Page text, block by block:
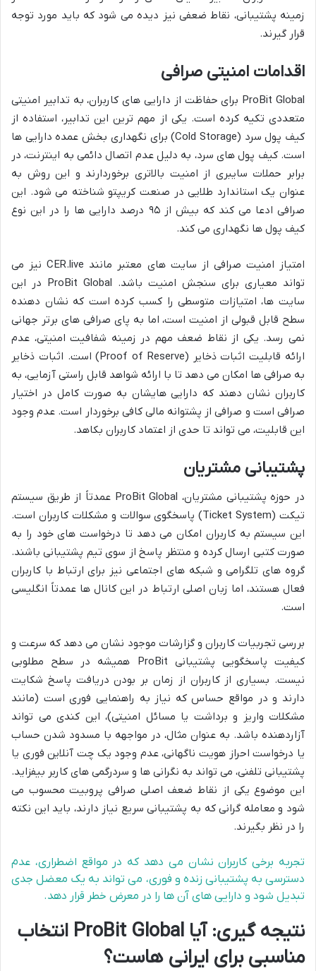
زمینه پشتیبانی، نقاط ضعفی نیز دیده می شود که باید مورد توجه
قرار گیرند.
اقدامات امنیتی صرافی
ProBit Global برای حفاظت از دارایی های کاربران، به تدابیر امنیتی
متعددی تکیه کرده است. یکی از مهم ترین این تدابیر، استفاده از
کیف پول سرد (Cold Storage) برای نگهداری بخش عمده دارایی ها
است. کیف پول های سرد، به دلیل عدم اتصال دائمی به اینترنت، در
برابر حملات سایبری از امنیت بالاتری برخوردارند و این روش به
عنوان یک استاندارد طلایی در صنعت کریپتو شناخته می شود. این
صرافی ادعا می کند که بیش از ۹۵ درصد دارایی ها را در این نوع
کیف پول ها نگهداری می کند.
امتیاز امنیت صرافی از سایت های معتبر مانند CER.live نیز می
تواند معیاری برای سنجش امنیت باشد. ProBit Global در این
سایت ها، امتیازات متوسطی را کسب کرده است که نشان دهنده
سطح قابل قبولی از امنیت است، اما به پای صرافی های برتر جهانی
نمی رسد. یکی از نقاط ضعف مهم در زمینه شفافیت امنیتی، عدم
ارائه قابلیت اثبات ذخایر (Proof of Reserve) است. اثبات ذخایر
به صرافی ها امکان می دهد تا با ارائه شواهد قابل راستی آزمایی، به
کاربران نشان دهند که دارایی هایشان به صورت کامل در اختیار
صرافی است و صرافی از پشتوانه مالی کافی برخوردار است. عدم وجود
این قابلیت، می تواند تا حدی از اعتماد کاربران بکاهد.
پشتیبانی مشتریان
در حوزه پشتیبانی مشتریان، ProBit Global عمدتاً از طریق سیستم
تیکت (Ticket System) پاسخگوی سوالات و مشکلات کاربران است.
این سیستم به کاربران امکان می دهد تا درخواست های خود را به
صورت کتبی ارسال کرده و منتظر پاسخ از سوی تیم پشتیبانی باشند.
گروه های تلگرامی و شبکه های اجتماعی نیز برای ارتباط با کاربران
فعال هستند، اما زبان اصلی ارتباط در این کانال ها عمدتاً انگلیسی
است.
بررسی تجربیات کاربران و گزارشات موجود نشان می دهد که سرعت و
کیفیت پاسخگویی پشتیبانی ProBit همیشه در سطح مطلوبی
نیست. بسیاری از کاربران از زمان بر بودن دریافت پاسخ شکایت
دارند و در مواقع حساس که نیاز به راهنمایی فوری است (مانند
مشکلات واریز و برداشت یا مسائل امنیتی)، این کندی می تواند
آزاردهنده باشد. به عنوان مثال، در مواجهه با مسدود شدن حساب
یا درخواست احراز هویت ناگهانی، عدم وجود یک چت آنلاین فوری یا
پشتیبانی تلفنی، می تواند به نگرانی ها و سردرگمی های کاربر بیفزاید.
این موضوع یکی از نقاط ضعف اصلی صرافی پروبیت محسوب می
شود و معامله گرانی که به پشتیبانی سریع نیاز دارند، باید این نکته
را در نظر بگیرند.
تجربه برخی کاربران نشان می دهد که در مواقع اضطراری، عدم
دسترسی به پشتیبانی زنده و فوری، می تواند به یک معضل جدی
تبدیل شود و دارایی های آن ها را در معرض خطر قرار دهد.
نتیجه گیری: آیا ProBit Global انتخاب
مناسبی برای ایرانی هاست؟